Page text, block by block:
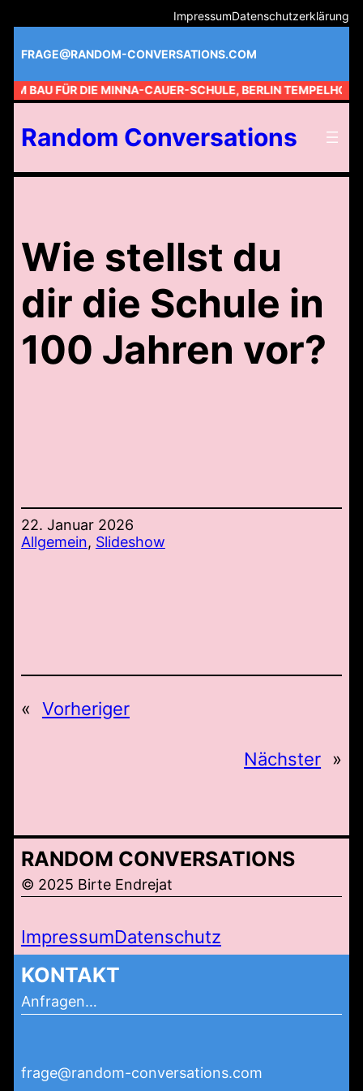
Inhalt
springen
ImpressumDatenschutzerklärung
FRAGE@RANDOM-CONVERSATIONS.COM
AM BAU FÜR DIE MINNA-CAUER-SCHULE, BERLIN TEMPELHOF //
Random Conversations
Wie stellst du
dir die Schule in
100 Jahren vor?
22. Januar 2026
Allgemein, Slideshow
« Vorheriger
Nächster »
RANDOM CONVERSATIONS
© 2025 Birte Endrejat
ImpressumDatenschutz
KONTAKT
Anfragen…
frage@random-conversations.com